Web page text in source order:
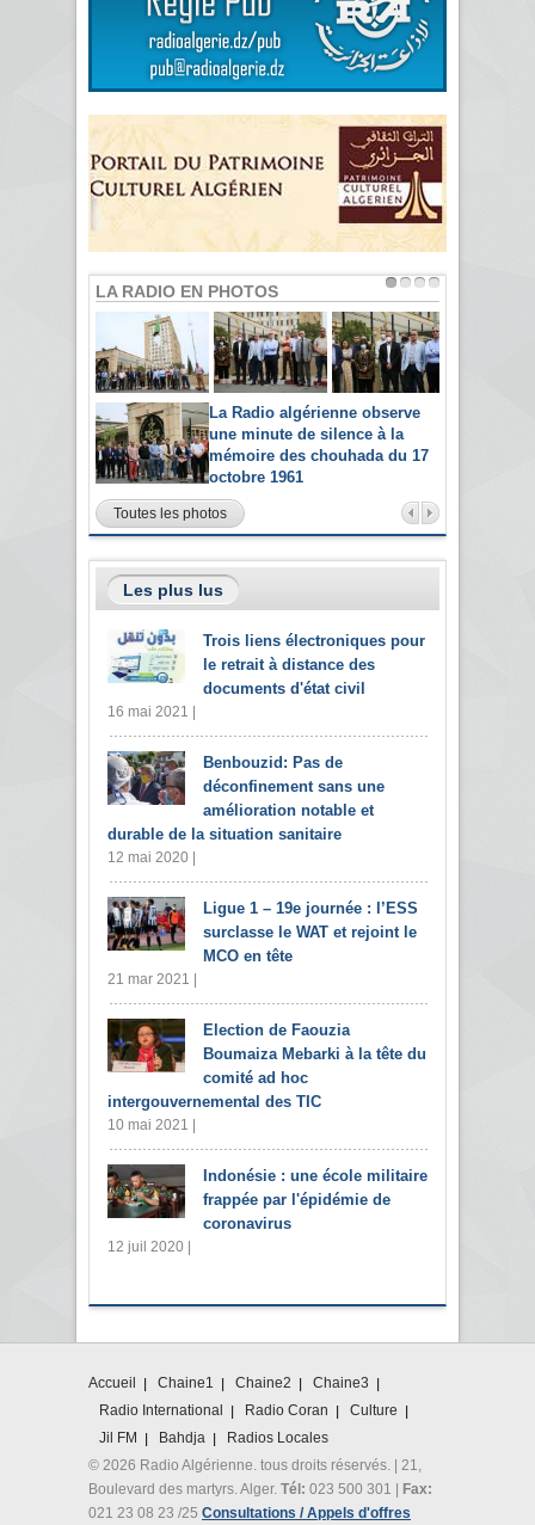
LA RADIO EN PHOTOS
La Radio algérienne observe
une minute de silence à la
mémoire des chouhada du 17
octobre 1961
Toutes les photos
Les plus lus
Trois liens électroniques pour
le retrait à distance des
documents d'état civil
16 mai 2021 |
Benbouzid: Pas de
déconfinement sans une
amélioration notable et
durable de la situation sanitaire
12 mai 2020 |
Ligue 1 – 19e journée : l’ESS
surclasse le WAT et rejoint le
MCO en tête
21 mar 2021 |
Election de Faouzia
Boumaiza Mebarki à la tête du
comité ad hoc
intergouvernemental des TIC
10 mai 2021 |
Indonésie : une école militaire
frappée par l'épidémie de
coronavirus
12 juil 2020 |
Accueil Chaine1 Chaine2
Chaine3
Radio International
Radio Coran
Culture
Jil FM
Bahdja
Radios Locales
© 2026 Radio Algérienne. tous droits réservés. | 21,
Boulevard des martyrs. Alger. Tél: 023 500 301 | Fax:
021 23 08 23 /25 Consultations / Appels d'offres